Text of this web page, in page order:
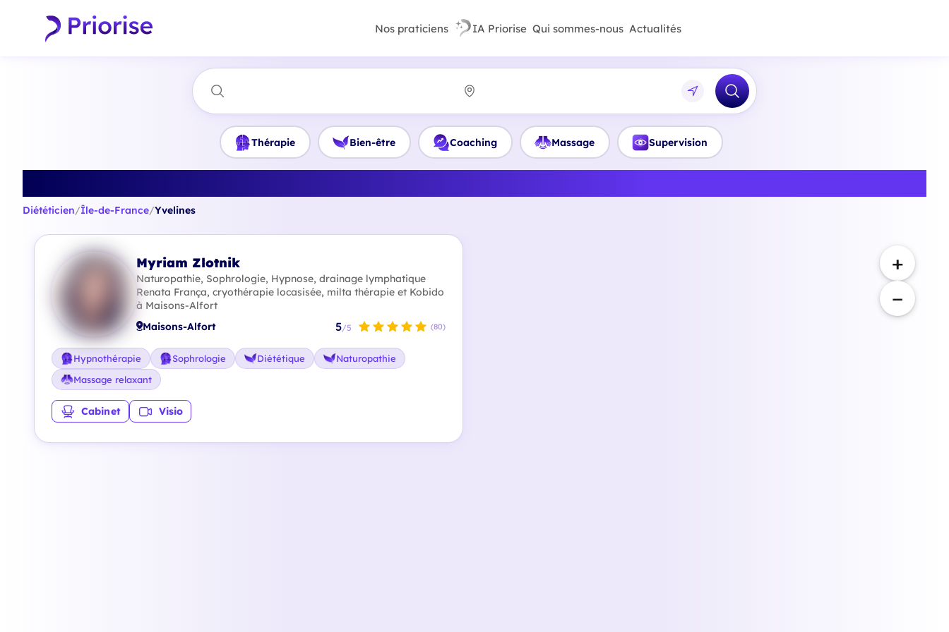
Nos praticiens IA Priorise Qui sommes-nous Actualités
Thérapie Bien-être Coaching Massage Supervision
Diététicien/Île-de-France/Yvelines
Myriam Zlotnik
Naturopathie, Sophrologie, Hypnose, drainage lymphatique
Renata França, cryothérapie locasisée, milta thérapie et Kobido
à Maisons-Alfort
Maisons-Alfort 5/5 (80)
Hypnothérapie Sophrologie Diététique
Naturopathie
Massage relaxant
Cabinet Visio
+
−